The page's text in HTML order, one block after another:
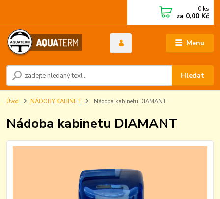
Menu
Hledat
0 ks
za 0,00 Kč
Úvod NÁDOBY KABINET Nádoba kabinetu DIAMANT
Nádoba kabinetu DIAMANT